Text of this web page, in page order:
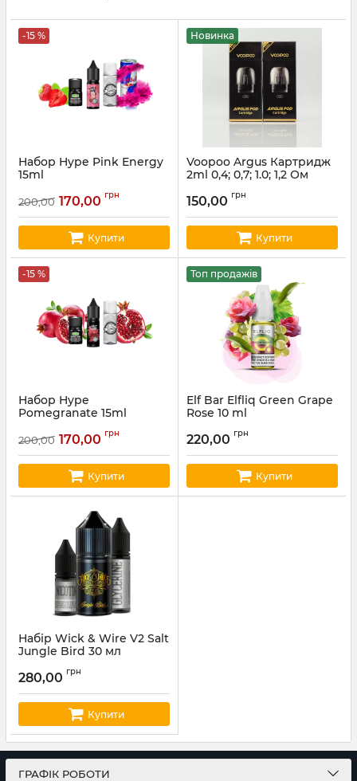
-15 %
Набор Hype Pink Energy
15ml
200,00 170,00 грн
Купити
Новинка
Voopoo Argus Картридж
2ml 0,4; 0,7; 1.0; 1,2 Ом
Артикул: voopoo10
150,00 грн
Купити
-15 %
Набор Hype
Pomegranate 15ml
200,00 170,00 грн
Купити
Топ продажів
Elf Bar Elfliq Green Grape
Rose 10 ml
220,00 грн
Купити
Набір Wick & Wire V2 Salt
Jungle Bird 30 мл
280,00 грн
Купити
ГРАФІК РОБОТИ